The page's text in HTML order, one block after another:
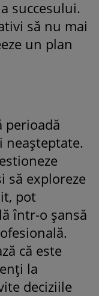
succesului.
să nu mai
un plan
perioadă
neașteptate.
să exploreze
pot
într-o șansă
că este
la
deciziile